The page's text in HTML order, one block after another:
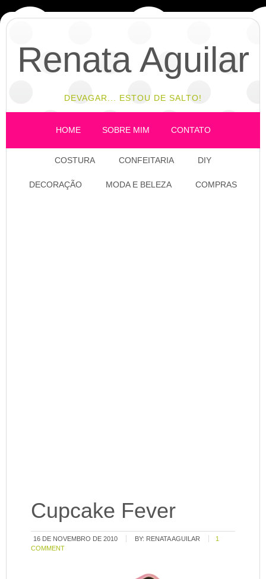
Renata Aguilar
DEVAGAR... ESTOU DE SALTO!
HOME SOBRE MIM CONTATO
COSTURA CONFEITARIA DIY
DECORAÇÃO MODA E BELEZA COMPRAS
Cupcake Fever
16 DE NOVEMBRO DE 2010 BY: RENATA AGUILAR
1
COMMENT